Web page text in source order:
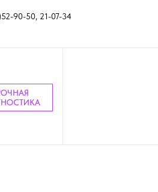
90-50, 21-07-34